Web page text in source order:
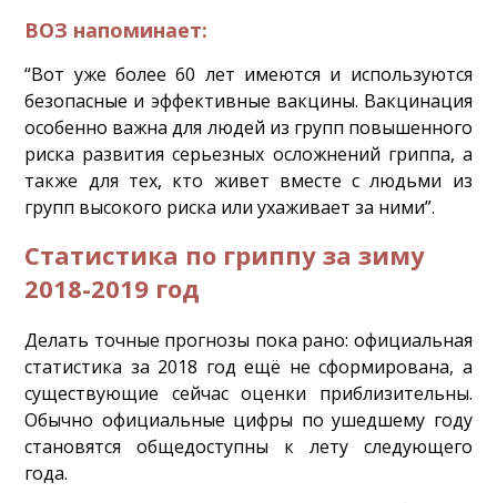
ВОЗ напоминает:
“Вот уже более 60 лет имеются и используются
безопасные и эффективные вакцины. Вакцинация
особенно важна для людей из групп повышенного
риска развития серьезных осложнений гриппа, а
также для тех, кто живет вместе с людьми из
групп высокого риска или ухаживает за ними”.
Статистика по гриппу за зиму
2018-2019 год
Делать точные прогнозы пока рано: официальная
статистика за 2018 год ещё не сформирована, а
существующие сейчас оценки приблизительны.
Обычно официальные цифры по ушедшему году
становятся общедоступны к лету следующего
года.